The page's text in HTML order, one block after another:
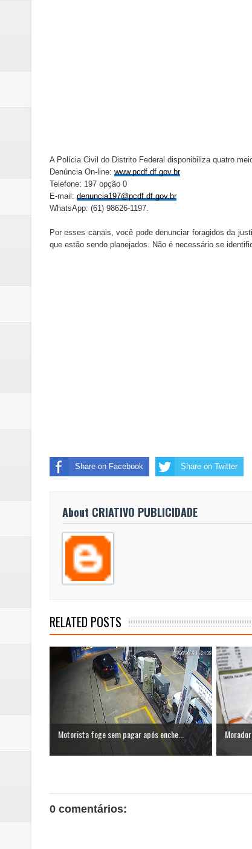
A Polícia Civil do Distrito Federal disponibiliza quatro
Denúncia On-line: www.pcdf.df.gov.br
Telefone: 197 opção 0
E-mail: denuncia197@pcdf.df.gov.br
WhatsApp: (61) 98626-1197.
Por esses canais, você pode denunciar foragidos da
que estão sendo planejados. Não é necessário se
Share on Facebook Share on Twitter
About CRIATIVO PUBLICIDADE
RELATED POSTS
Motorista foge sem pagar após enche...
0 comentários: